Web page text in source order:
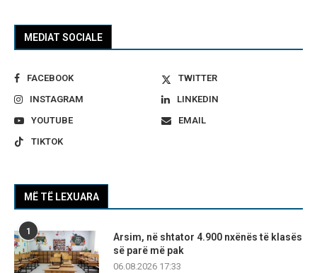
MEDIAT SOCIALE
FACEBOOK
TWITTER
INSTAGRAM
LINKEDIN
YOUTUBE
EMAIL
TIKTOK
MË TË LEXUARA
1
Arsim, në shtator 4.900 nxënës të klasës
së parë më pak
06.08.2026 17:33